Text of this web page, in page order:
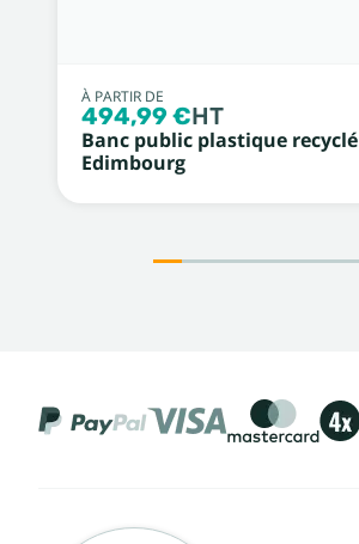
À PARTIR DE
494,99 €HT
Banc public plastique recyclé
Edimbourg